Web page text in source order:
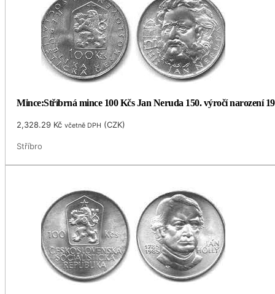
Mince:Stříbrná mince 100 Kčs Jan Neruda 150. výročí narození
2,328.29 Kč včetně DPH (CZK)
Stříbro